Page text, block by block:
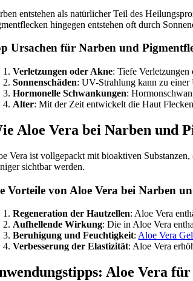
entstehen als natürlicher Teil des
hingegen entstehen oft durch
Ursachen für Narben und
Verletzungen oder Akne: Tiefe
Sonnenschäden: UV-Strahlung kann zu
Hormonelle Schwankungen:
Alter: Mit der Zeit entwickelt die Haut
Aloe Vera bei Narben und
Vera ist vollgepackt mit bioaktiven
sichtbar werden.
Vorteile von Aloe Vera bei Narben
Regeneration der Hautzellen: Aloe Vera
Aufhellende Wirkung: Die in Aloe Vera
Beruhigung und Feuchtigkeit: Aloe Vera Gel
Verbesserung der Elastizität: Aloe Vera
Aloe Vera